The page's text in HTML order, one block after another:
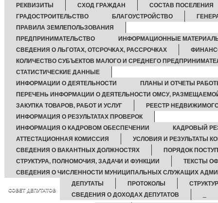
РЕКВИЗИТЫ
СХОД ГРАЖДАН
СОСТАВ ПОСЕЛЕНИЯ
ГРАДОСТРОИТЕЛЬСТВО
БЛАГОУСТРОЙСТВО
ПРАВИЛА ЗЕМЛЕПОЛЬЗОВАНИЯ
ПРЕДПРИНИМАТЕЛЬСТВО
ИНФОРМАЦИОННЫЕ
СВЕДЕНИЯ О ЛЬГОТАХ, ОТСРОЧКАХ, РАССРОЧКАХ
КОЛИЧЕСТВО СУБЪЕКТОВ МАЛОГО И СРЕДНЕГО
СТАТИСТИЧЕСКИЕ ДАННЫЕ
ИНФОРМАЦИИ О ДЕЯТЕЛЬНОСТИ
ПЛАНЫ И ОТЧЕТЫ
ПЕРЕЧЕНЬ ИНФОРМАЦИИ О ДЕЯТЕЛЬНОСТИ ОМСУ,
ЗАКУПКА ТОВАРОВ, РАБОТ И УСЛУГ
РЕЕСТР
ИНФОРМАЦИЯ О РЕЗУЛЬТАТАХ ПРОВЕРОК
ИНФОРМАЦИЯ О КАДРОВОМ ОБЕСПЕЧЕНИИ
КАДРОВЫЙ
АТТЕСТАЦИОННАЯ КОМИССИЯ
УСЛОВИЯ И РЕЗУЛЬТАТЫ
СВЕДЕНИЯ О ВАКАНТНЫХ ДОЛЖНОСТЯХ
ПОРЯДОК
СТРУКТУРА, ПОЛНОМОЧИЯ, ЗАДАЧИ И ФУНКЦИИ
ТЕКСТЫ
СВЕДЕНИЯ О ЧИСЛЕННОСТИ МУНИЦИПАЛЬНЫХ СЛУЖАЩИХ
СОВЕТ ДЕПУТАТОВ
ДЕПУТАТЫ ПРОТОКОЛЫ
СВЕДЕНИЯ О ДОХОДАХ ДЕПУТАТОВ